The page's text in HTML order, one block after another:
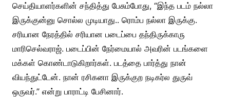
செய்தியாளர்களின் சந்தித்து பேசும்போது, “இந்த படம் நல்லா
இருக்குன்னு சொல்ல முடியாது.. ரொம்ப நல்லா இருக்கு.
சரியான நேரத்தில் சரியான படைப்பை தந்திருக்காரு
மாரிசெல்வராஜ். படைப்பின் நேர்மையால் அவரின் படங்களை
மக்கள் கொண்டாடுகிறார்கள். படத்தை பார்த்து நான்
வியந்துட்டேன். நான் ரசிகனா இருக்குற நடிகர்ல துருவ்
ஒருவர்.” என்று பாராட்டி பேசினார்.